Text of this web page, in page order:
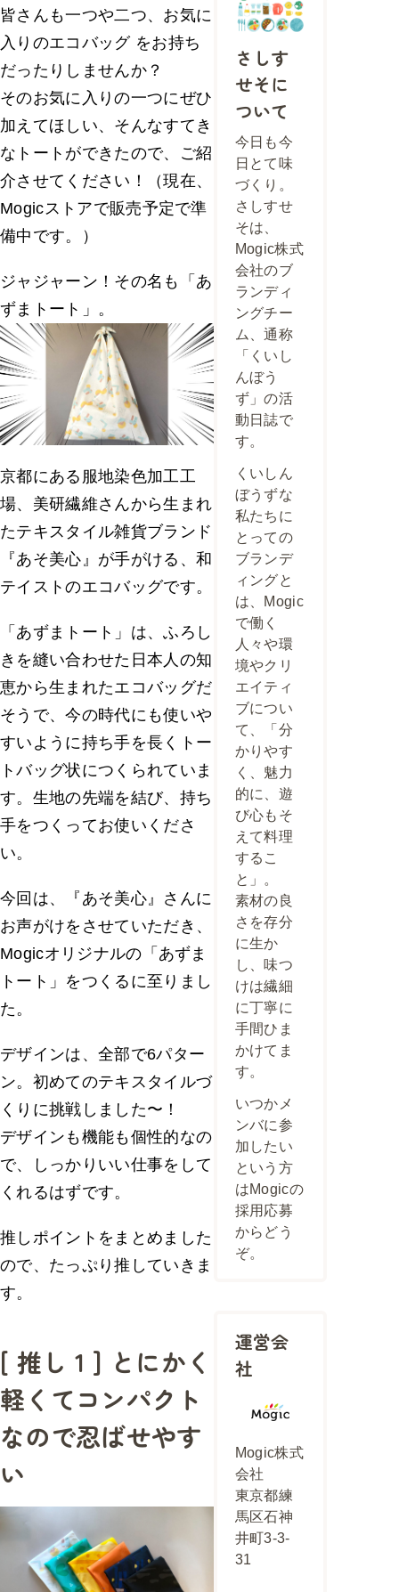
皆さんも一つや二つ、お気に
入りのエコバッグ をお持ち
だったりしませんか？
そのお気に入りの一つにぜひ
加えてほしい、そんなすてき
なトートができたので、ご紹
介させてください！（現在、
Mogicストアで販売予定で準
備中です。）
ジャジャーン！その名も「あ
ずまトート」。
京都にある服地染色加工工
場、美研繊維さんから生まれ
たテキスタイル雑貨ブランド
『あそ美心』が手がける、和
テイストのエコバッグです。
「あずまトート」は、ふろし
きを縫い合わせた日本人の知
恵から生まれたエコバッグだ
そうで、今の時代にも使いや
すいように持ち手を長くトー
トバッグ状につくられていま
す。生地の先端を結び、持ち
手をつくってお使いくださ
い。
今回は、『あそ美心』さんに
お声がけをさせていただき、
Mogicオリジナルの「あずま
トート」をつくるに至りまし
た。
デザインは、全部で6パター
ン。初めてのテキスタイルづ
くりに挑戦しました〜！
デザインも機能も個性的なの
で、しっかりいい仕事をして
くれるはずです。
推しポイントをまとめました
ので、たっぷり推していきま
す。
[ 推し 1 ] とにかく
軽くてコンパクト
なので忍ばせやす
い
さしす
せそに
ついて
今日も今
日とて味
づくり。
さしすせ
そは、
Mogic株式
会社のブ
ランディ
ングチー
ム、通称
「くいし
んぼう
ず」の活
動日誌で
す。
くいしん
ぼうずな
私たちに
とっての
ブランデ
ィングと
は、Mogic
で働く
人々や環
境やクリ
エイティ
ブについ
て、「分
かりやす
く、魅力
的に、遊
び心もそ
えて料理
するこ
と」。
素材の良
さを存分
に生か
し、味つ
けは繊細
に丁寧に
手間ひま
かけてま
す。
いつかメ
ンバに参
加したい
という方
はMogicの
採用応募
からどう
ぞ。
運営会
社
Mogic株式
会社
東京都練
馬区石神
井町3-3-
31